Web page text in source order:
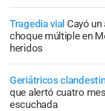
Tragedia vial Cayó
choque múltiple en
heridos
Geriátricos
que alertó cuatro
escuchada